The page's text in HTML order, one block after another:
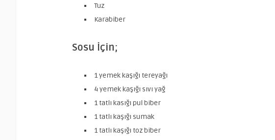
Tuz
Karabiber
Sosu İçin;
1 yemek kaşığı tereyağı
4 yemek kaşığı sıvı yağ
1 tatlı kasığı pul biber
1 tatlı kaşığı sumak
1 tatlı kaşığı toz biber